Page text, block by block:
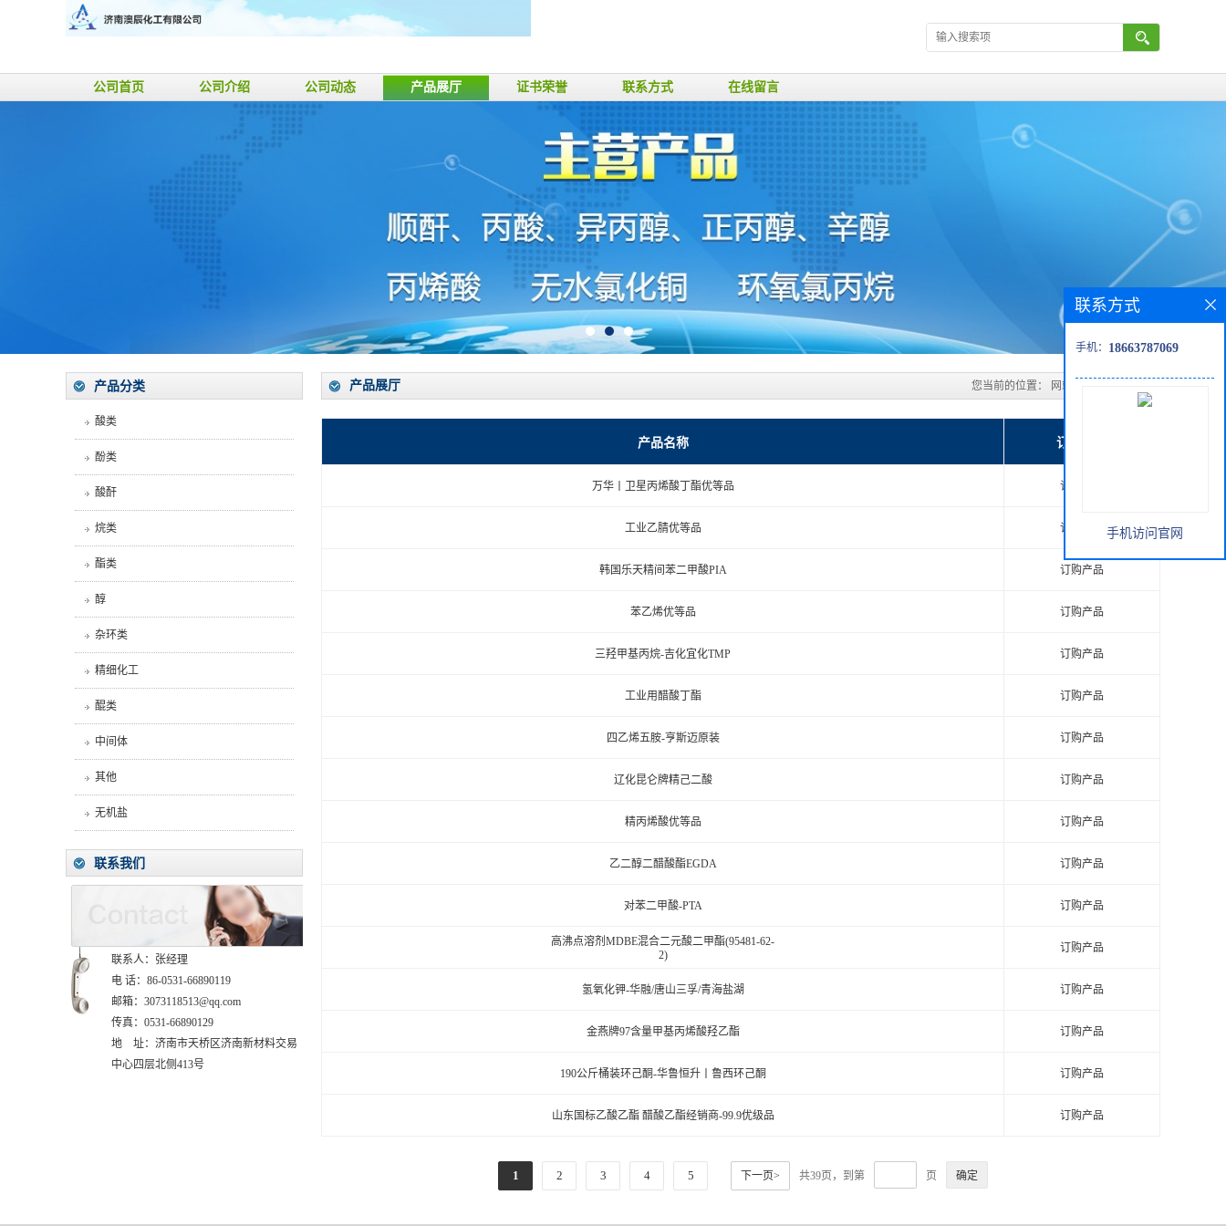
公司首页 公司介绍 公司动态 产品展厅 证书荣誉 联系方式 在线留言
产品分类
酸类
酚类
酸酐
烷类
酯类
醇
杂环类
精细化工
醌类
中间体
其他
无机盐
联系我们
联系人：张经理
电 话：86-0531-66890119
邮箱：3073118513@qq.com
传真：0531-66890129
地 址：济南市天桥区济南新材料交易
中心四层北侧413号
产品展厅 您当前的位置： 网站首页
产品名称 订购产品
万华丨卫星丙烯酸丁酯优等品 订购产品
工业乙腈优等品 订购产品
韩国乐天精间苯二甲酸PIA 订购产品
苯乙烯优等品 订购产品
三羟甲基丙烷-吉化宜化TMP 订购产品
工业用醋酸丁酯 订购产品
四乙烯五胺-亨斯迈原装 订购产品
辽化昆仑牌精己二酸 订购产品
精丙烯酸优等品 订购产品
乙二醇二醋酸酯EGDA 订购产品
对苯二甲酸-PTA 订购产品
高沸点溶剂MDBE混合二元酸二甲酯(95481-62-
2)
订购产品
氢氧化钾-华融/唐山三孚/青海盐湖 订购产品
金燕牌97含量甲基丙烯酸羟乙酯 订购产品
190公斤桶装环己酮-华鲁恒升丨鲁西环己酮 订购产品
山东国标乙酸乙酯 醋酸乙酯经销商-99.9优级品 订购产品
1 2 3 4 5 下一页> 共39页，到第 页
联系方式
手机： 18663787069
手机访问官网